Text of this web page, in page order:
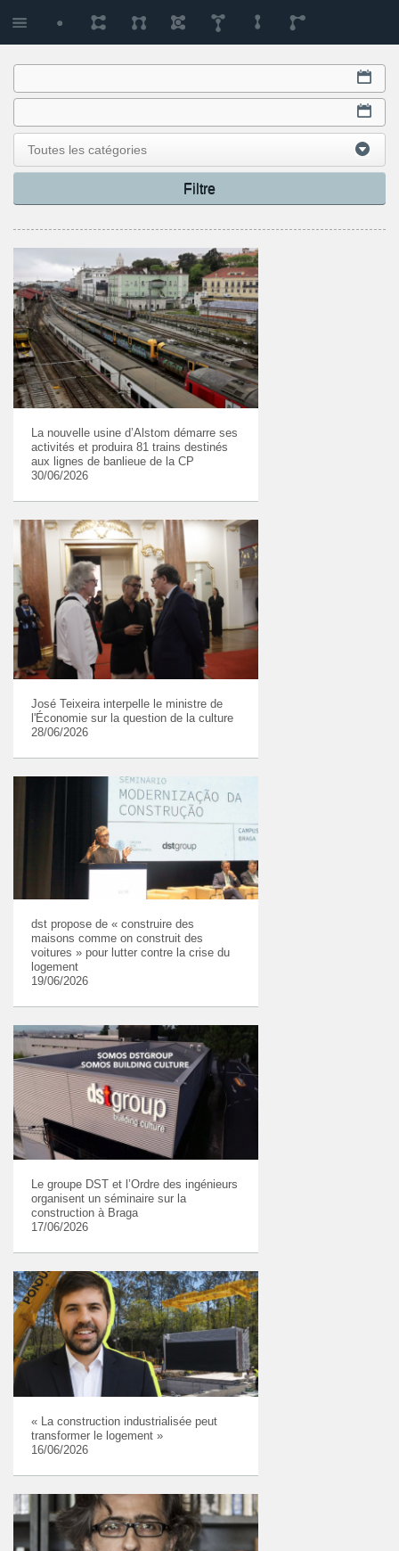
Toutes les catégories
Filtre
La nouvelle usine d’Alstom démarre ses
activités et produira 81 trains destinés
aux lignes de banlieue de la CP
30/06/2026
José Teixeira interpelle le ministre de
l'Économie sur la question de la culture
28/06/2026
dst propose de « construire des
maisons comme on construit des
voitures » pour lutter contre la crise du
logement
19/06/2026
Le groupe DST et l’Ordre des ingénieurs
organisent un séminaire sur la
construction à Braga
17/06/2026
« La construction industrialisée peut
transformer le logement »
16/06/2026